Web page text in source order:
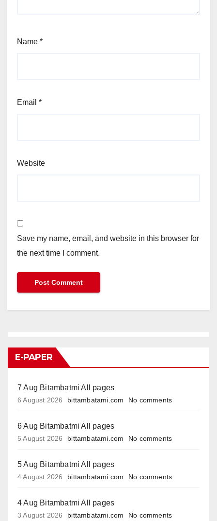
Name *
Email *
Website
Save my name, email, and website in this browser for
the next time I comment.
E-PAPER
7 Aug Bitambatmi All pages
6 August 2026 bittambatami.com No comments
6 Aug Bitambatmi All pages
5 August 2026 bittambatami.com No comments
5 Aug Bitambatmi All pages
4 August 2026 bittambatami.com No comments
4 Aug Bitambatmi All pages
3 August 2026 bittambatami.com No comments